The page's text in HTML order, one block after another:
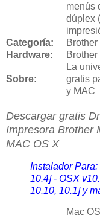
menús
dúplex
Categoría:
Hardware:
Sobre:
La
gratis
y MAC
Descargar gratis
Impresora Brother
MAC OS X
Instalador
10.4] - OSX
10.10, 10.1] y
Mac